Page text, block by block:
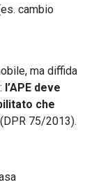
cambio
ma diffida
l’APE deve
che
(DPR 75/2013).